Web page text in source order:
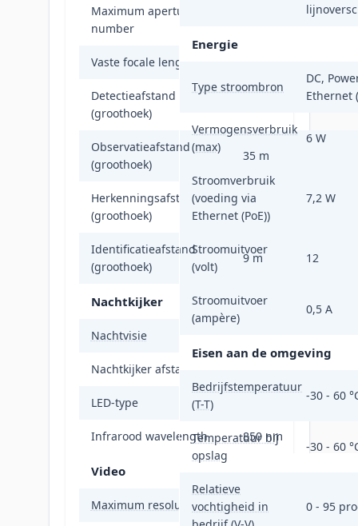
Maximum aperture
number
Vaste focale lengte
Detectieafstand
(groothoek)
Observatieafstand
(groothoek)
35 m
Herkenningsafstand
(groothoek)
17 m
Identificatieafstand
(groothoek)
9 m
Nachtkijker
Nachtvisie
Nachtkijker afstand
LED-type
Infrarood wavelength 850 nm
Video
Maximum resolutie 3840 x 2160 Pixels
Energie
Type stroombron
DC,
Ethernet
Vermogensverbruik
(max)
6 W
Stroomverbruik
(voeding via
Ethernet (PoE))
7,2 W
Stroomuitvoer
(volt)
12
Stroomuitvoer
(ampère)
0,5 A
Eisen aan de omgeving
Bedrijfstemperatuur
(T-T)
-30 - 60
Temperatuur bij
opslag
-30 - 60
Relatieve
vochtigheid in
0 - 95